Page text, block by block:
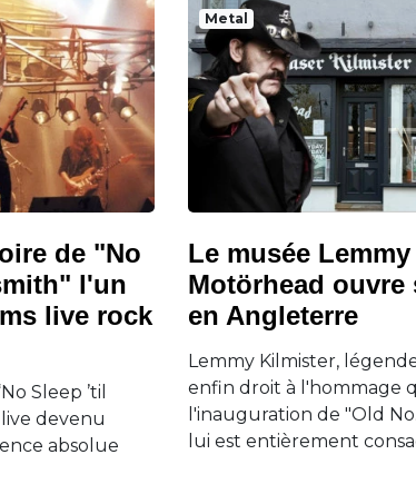
de "No
l'un
live rock
Sleep ’til
devenu
absolue
Metal
Le musée
Motörhead ouvre
en Angleterre
Lemmy Kilmister,
enfin droit à l'hommage
l'inauguration de "Old
lui est entièrement